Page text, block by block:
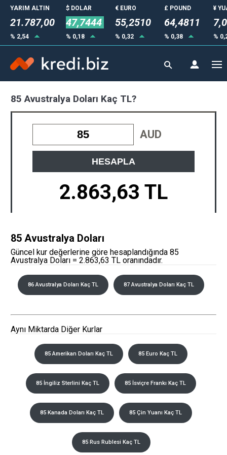
YARIM ALTIN
21.787,00
% 2,54
$ DOLAR
47,7444
% 0,18
€ EURO
55,2510
% 0,32
£ POUND
64,4811
% 0,38
¥
%
85 Avustralya Doları Kaç TL?
AUD
HESAPLA
2.863,63 TL
85 Avustralya Doları
Güncel kur değerlerine göre hesaplandığında 85
Avustralya Doları = 2.863,63 TL oranındadır.
86 Avustralya Doları Kaç TL 87 Avustralya Doları Kaç TL
Aynı Miktarda Diğer Kurlar
85 Amerikan Doları Kaç TL 85 Euro Kaç TL
85 İngiliz Sterlini Kaç TL 85 İsviçre Frankı Kaç TL
85 Kanada Doları Kaç TL 85 Çin Yuanı Kaç TL
85 Rus Rublesi Kaç TL